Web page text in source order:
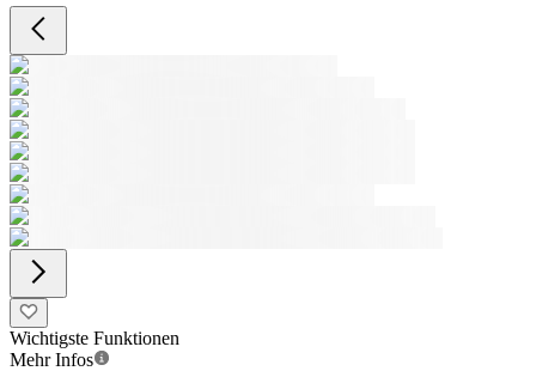
Wichtigste Funktionen
Mehr Infos